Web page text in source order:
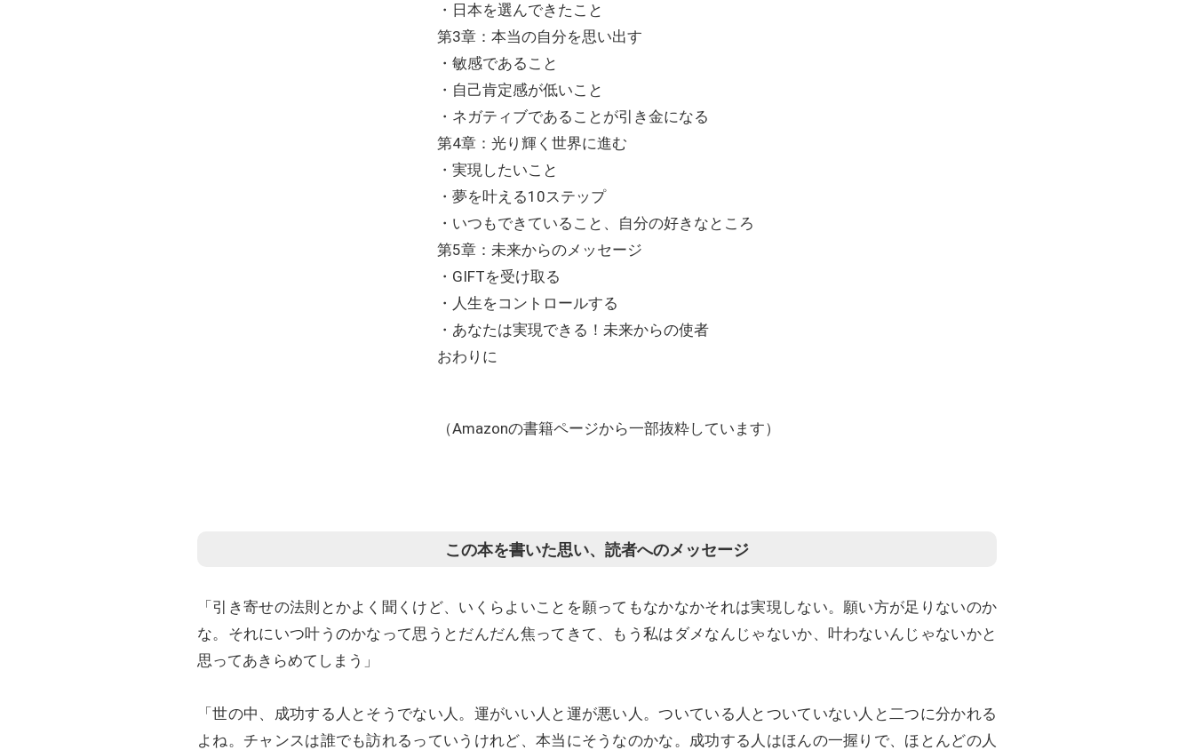
・日本を選んできたこと
第3章：本当の自分を思い出す
・敏感であること
・自己肯定感が低いこと
・ネガティブであることが引き金になる
第4章：光り輝く世界に進む
・実現したいこと
・夢を叶える10ステップ
・いつもできていること、自分の好きなところ
第5章：未来からのメッセージ
・GIFTを受け取る
・人生をコントロールする
・あなたは実現できる！未来からの使者
おわりに
（Amazonの書籍ページから一部抜粋しています）
この本を書いた思い、読者へのメッセージ
「引き寄せの法則とかよく聞くけど、いくらよいことを願ってもなかなかそれは実現しない。願い方が足りないのか
な。それにいつ叶うのかなって思うとだんだん焦ってきて、もう私はダメなんじゃないか、叶わないんじゃないかと
思ってあきらめてしまう」
「世の中、成功する人とそうでない人。運がいい人と運が悪い人。ついている人とついていない人と二つに分かれる
よね。チャンスは誰でも訪れるっていうけれど、本当にそうなのかな。成功する人はほんの一握りで、ほとんどの人